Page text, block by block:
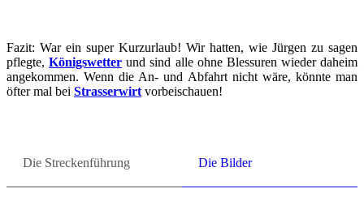
Fazit: War ein super Kurz­ur­laub! Wir hat­ten, wie Jür­gen zu sagen
pfleg­te,Kö­nigs­wet­ter und sind alle ohne Bles­su­ren wie­der da­heim
an­ge­kom­men. Wenn die An- und Ab­fahrt nicht wäre, könn­te man
öfter mal bei Stras­ser­wirt vor­bei­schau­en!
Die Stre­cken­füh­rung Die Bil­der